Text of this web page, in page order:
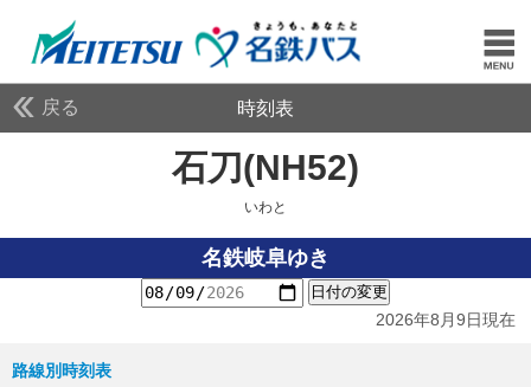
戻る 時刻表
石刀(NH52)
いわと
名鉄岐阜ゆき
日付の変更
2026年8月9日現在
路線別時刻表